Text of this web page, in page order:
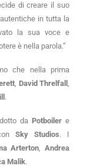
di creare il suo
in tutta la
la sua voce e
è nella parola.”
che nella prima
, David Threlfall,
.
da Potboiler e
Sky Studios. I
Arterton,Andrea
Malik.